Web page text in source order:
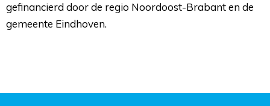
gefinancierd door de regio Noordoost-Brabant en de
gemeente Eindhoven.